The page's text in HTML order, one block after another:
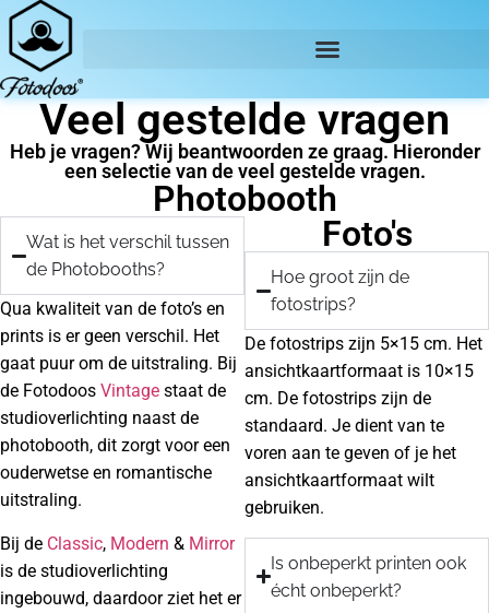
Veel gestelde vragen
Heb je vragen? Wij beantwoorden ze graag. Hieronder
een selectie van de veel gestelde vragen.
Photobooth
Wat is het verschil tussen
de Photobooths?
Qua kwaliteit van de foto’s en
prints is er geen verschil. Het
gaat puur om de uitstraling. Bij
de Fotodoos Vintage staat de
studioverlichting naast de
photobooth, dit zorgt voor een
ouderwetse en romantische
uitstraling.
Bij de Classic, Modern & Mirror
is de studioverlichting
ingebouwd, daardoor ziet het er
Foto's
Hoe groot zijn de
fotostrips?
De fotostrips zijn 5×15 cm. Het
ansichtkaartformaat is 10×15
cm. De fotostrips zijn de
standaard. Je dient van te
voren aan te geven of je het
ansichtkaartformaat wilt
gebruiken.
Is onbeperkt printen ook
écht onbeperkt?